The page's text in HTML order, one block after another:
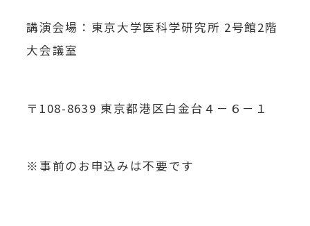
講演会場：東京大学医科学研究所 2号館2階
大会議室
〒108-8639 東京都港区白金台４－６－１
※事前のお申込みは不要です